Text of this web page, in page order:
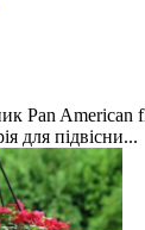
Pan
для підвісни...